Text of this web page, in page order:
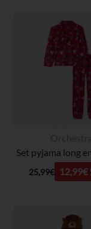
25,99€ 12,99€